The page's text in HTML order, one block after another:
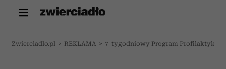
Zwierciadlo.pl > REKLAMA > 7-tygodniowy Program Profilaktyki